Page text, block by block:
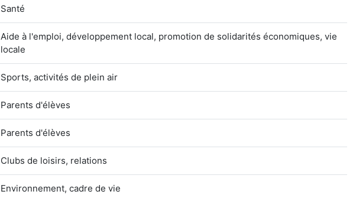
Santé
Aide à l'emploi, développement local, promotion de solidarités économiques, vie
locale
Sports, activités de plein air
Parents d'élèves
Parents d'élèves
Clubs de loisirs, relations
Environnement, cadre de vie